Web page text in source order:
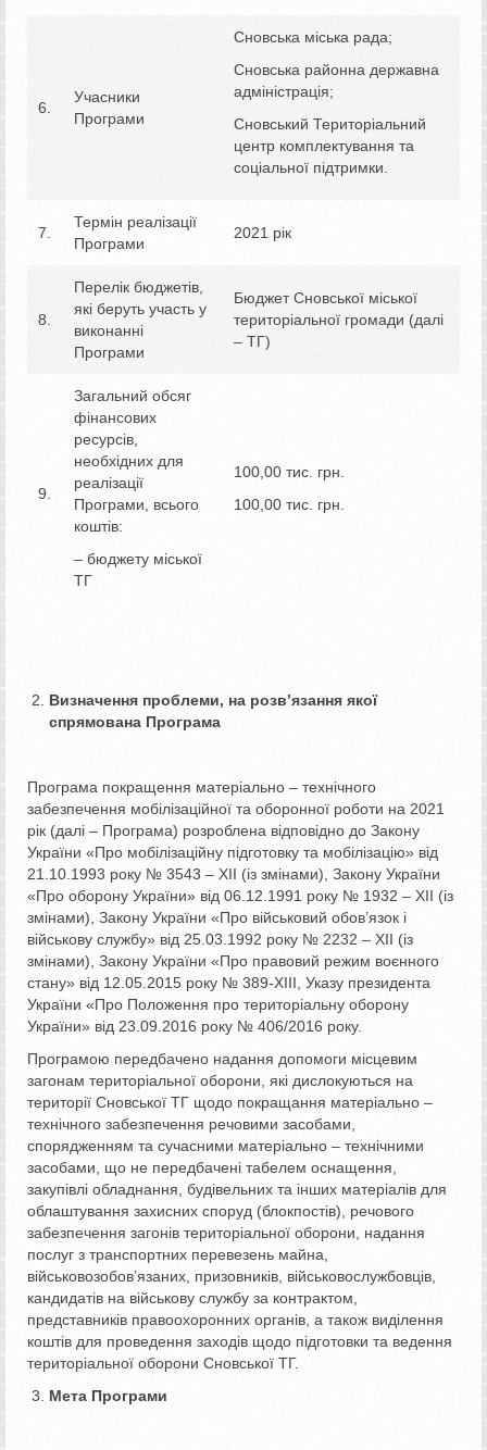
6.
Учасники
Програми
Сновська міська рада;
Сновська районна державна
адміністрація;
Сновський Територіальний
центр комплектування та
соціальної підтримки.
7.
Термін реалізації
Програми
2021 рік
8.
Перелік бюджетів,
які беруть участь у
виконанні
Програми
Бюджет Сновської міської
територіальної громади (далі
– ТГ)
9.
Загальний обсяг
фінансових
ресурсів,
необхідних для
реалізації
Програми, всього
коштів:
– бюджету міської
ТГ
100,00 тис. грн.
100,00 тис. грн.
Визначення проблеми, на розв’язання якої
спрямована Програма
Програма покращення матеріально – технічного
забезпечення мобілізаційної та оборонної роботи на 2021
рік (далі – Програма) розроблена відповідно до Закону
України «Про мобілізаційну підготовку та мобілізацію» від
21.10.1993 року № 3543 – XII (із змінами), Закону України
«Про оборону України» від 06.12.1991 року № 1932 – XII (із
змінами), Закону України «Про військовий обов’язок і
військову службу» від 25.03.1992 року № 2232 – XII (із
змінами), Закону України «Про правовий режим воєнного
стану» від 12.05.2015 року № 389-ХІІІ, Указу президента
України «Про Положення про територіальну оборону
України» від 23.09.2016 року № 406/2016 року.
Програмою передбачено надання допомоги місцевим
загонам територіальної оборони, які дислокуються на
території Cновської ТГ щодо покращання матеріально –
технічного забезпечення речовими засобами,
спорядженням та сучасними матеріально – технічними
засобами, що не передбачені табелем оснащення,
закупівлі обладнання, будівельних та інших матеріалів для
облаштування захисних споруд (блокпостів), речового
забезпечення загонів територіальної оборони, надання
послуг з транспортних перевезень майна,
військовозобов’язаних, призовників, військовослужбовців,
кандидатів на військову службу за контрактом,
представників правоохоронних органів, а також виділення
коштів для проведення заходів щодо підготовки та ведення
територіальної оборони Сновської ТГ.
Мета Програми